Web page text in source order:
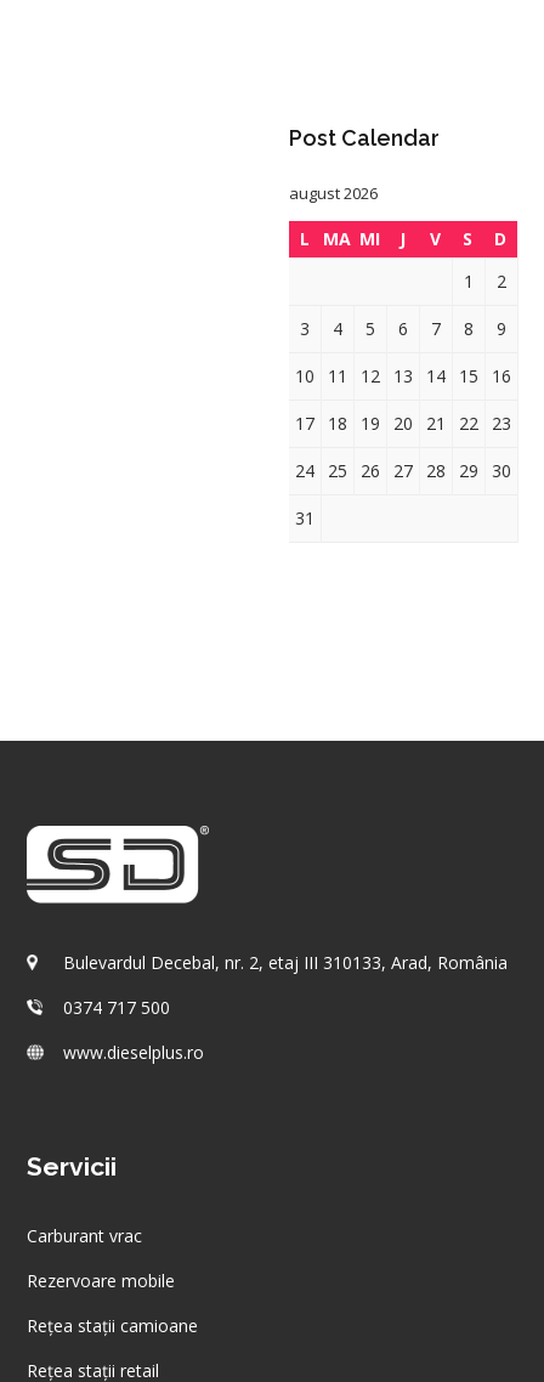
Post Calendar
august 2026
L MA MI J V S
D
1
2
3 4 5 6 7 8 9
10 11 12 13 14 15 16
17 18 19 20 21 22 23
24 25 26 27 28 29 30
31
Bulevardul Decebal, nr. 2, etaj III 310133, Arad, România
0374 717 500
www.dieselplus.ro
Servicii
Carburant vrac
Rezervoare mobile
Rețea stații camioane
Rețea stații retail